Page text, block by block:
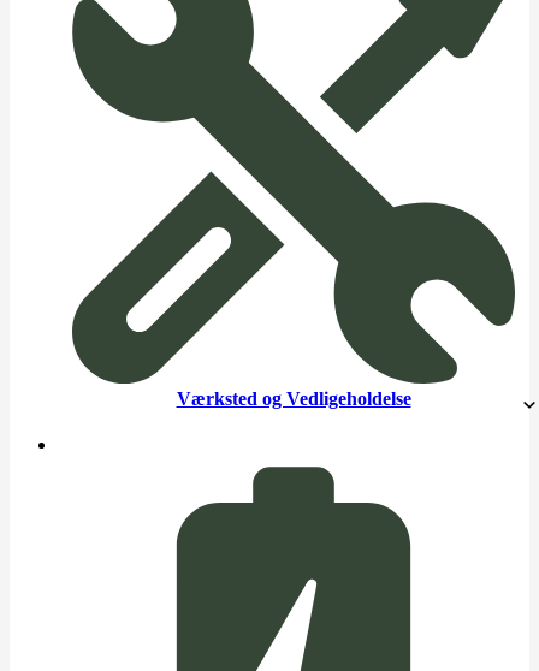
Værksted og Vedligeholdelse